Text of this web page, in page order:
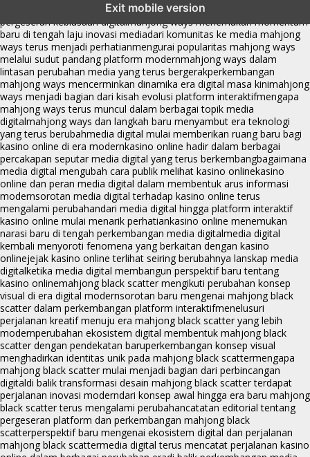
Exit mobile version
fenomena mahjong ways muncul bersama
pergeseran kebiasaan digitalmahjong ways menemukan momentum
baru di tengah laju inovasi mediadari komunitas ke media mahjong
ways terus menjadi perhatianmengurai popularitas mahjong ways
melalui sudut pandang platform modernmahjong ways dalam
lintasan perubahan media yang terus bergerakperkembangan
mahjong ways mencerminkan dinamika era digital masa kinimahjong
ways menjadi bagian dari kisah evolusi platform interaktifmengapa
mahjong ways terus muncul dalam berbagai topik media
digitalmahjong ways dan langkah baru menyambut era teknologi
yang terus berubahmedia digital mulai memberikan ruang baru bagi
kasino online di era modernkasino online hadir dalam berbagai
percakapan seputar media digital yang terus berkembangbagaimana
media digital mengubah cara publik melihat kasino onlinekasino
online dan peran media digital dalam membentuk arus informasi
modernsorotan media digital terhadap kasino online terus
mengalami perubahandari media digital hingga platform interaktif
kasino online mulai menarik perhatiankasino online menemukan
narasi baru di tengah perkembangan media digitalmedia digital
kembali menyoroti fenomena yang berkaitan dengan kasino
onlinejejak kasino online terlihat seiring berubahnya lanskap media
digitalketika media digital membangun perspektif baru tentang
kasino onlinemahjong black scatter mengikuti perubahan konsep
visual di era digital modernsorotan baru mengenai mahjong black
scatter dalam perkembangan platform interaktifmenelusuri
perjalanan kreatif menuju era mahjong black scatter yang lebih
modernperubahan ekosistem digital membentuk mahjong black
scatter dengan pendekatan baruperkembangan konsep visual
menghadirkan identitas unik pada mahjong black scattermengapa
mahjong black scatter mulai menjadi bagian dari perbincangan
digitaldi balik transformasi desain mahjong black scatter terdapat
perjalanan inovasi moderndari konsep awal hingga era baru mahjong
black scatter terus mengalami perubahancatatan editorial tentang
pergeseran platform dan perkembangan mahjong black
scatterperspektif baru mengenai ekosistem digital dan perjalanan
mahjong black scattermedia digital terus mencatat perjalanan kasino